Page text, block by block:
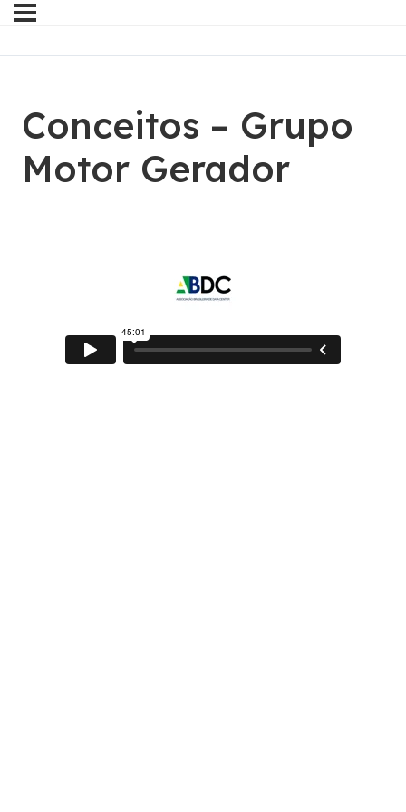
Conceitos – Grupo
Motor Gerador